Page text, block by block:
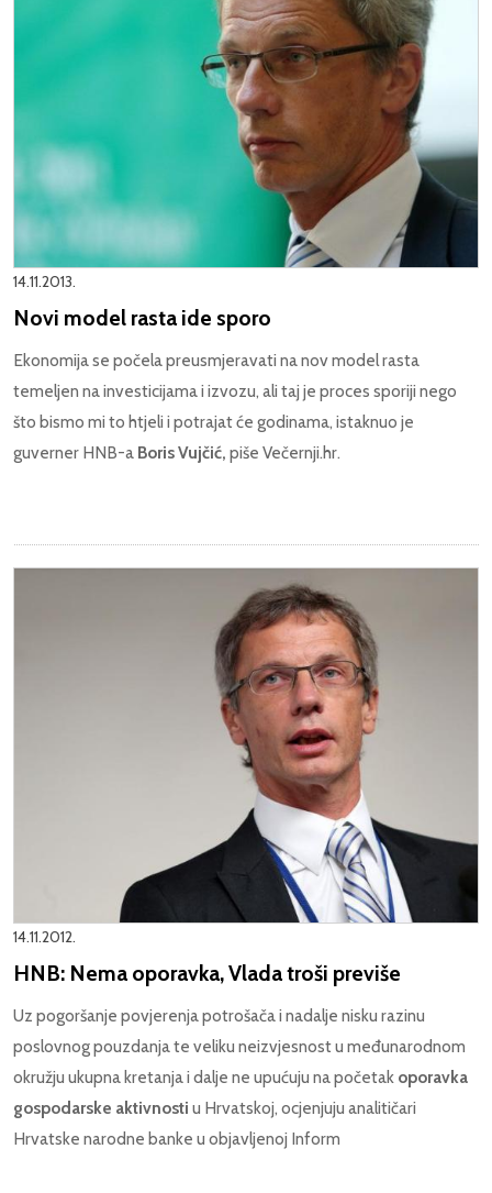
14.11.2013.
Novi model rasta ide sporo
Ekonomija se počela preusmjeravati na nov model rasta
temeljen na investicijama i izvozu, ali taj je proces sporiji nego
što bismo mi to htjeli i potrajat će godinama, istaknuo je
guverner HNB-a Boris Vujčić, piše Večernji.hr.
14.11.2012.
HNB: Nema oporavka, Vlada troši previše
Uz pogoršanje povjerenja potrošača i nadalje nisku razinu
poslovnog pouzdanja te veliku neizvjesnost u međunarodnom
okružju ukupna kretanja i dalje ne upućuju na početak oporavka
gospodarske aktivnosti u Hrvatskoj, ocjenjuju analitičari
Hrvatske narodne banke u objavljenoj Inform